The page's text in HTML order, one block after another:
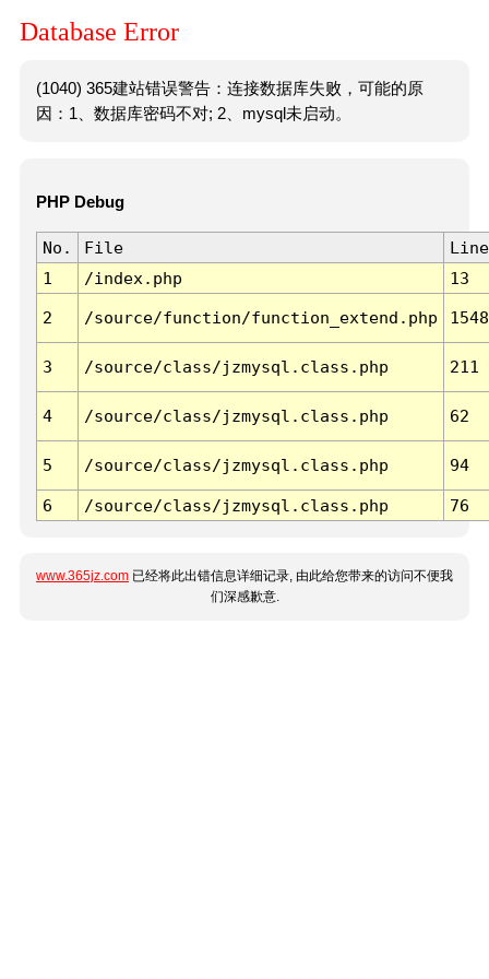
Database Error
(1040) 365建站错误警告：连接数据库失败，可能的原
因：1、数据库密码不对; 2、mysql未启动。
PHP Debug
No. File
Line
1
/index.php 13
2 /source/function/function_extend.php 1548
3 /source/class/jzmysql.class.php 211
4 /source/class/jzmysql.class.php 62
5 /source/class/jzmysql.class.php 94
6 /source/class/jzmysql.class.php 76
www.365jz.com 已经将此出错信息详细记录, 由此给您带来的访问不便我
们深感歉意.